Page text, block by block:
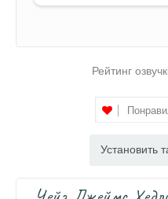
Рейтинг
Установить